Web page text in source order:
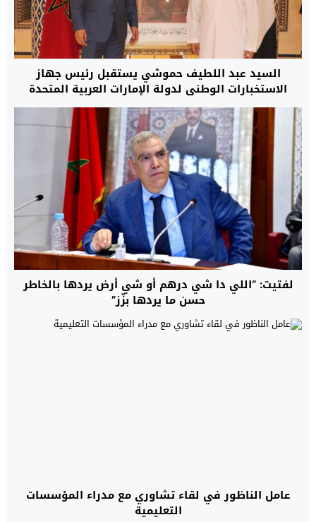
السيد عبد اللطيف حموشي يستقبل رئيس جهاز
الاستخبارات الوطني لدولة الإمارات العربية المتحدة
لفتيت: “اللي دا شي درهم أو شي أرض يردها بالخاطر
حسن ما يردها بزّز”
عامل الناظور في لقاء تشاوري مع مدراء المؤسسات
التعليمية